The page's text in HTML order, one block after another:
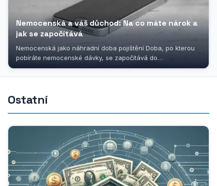
Nemocenská a váš důchod: Na co máte nárok a
jak se započítává
Nemocenská jako náhradní doba pojištění Doba, po kterou
pobíráte nemocenské dávky, se započítává do
důchodového pojištění jako...
Ostatní